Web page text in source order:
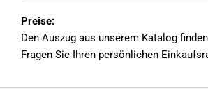
pt220-12mm
Preise:
Den Auszug aus unserem Katalog
Fragen Sie Ihren persönlichen